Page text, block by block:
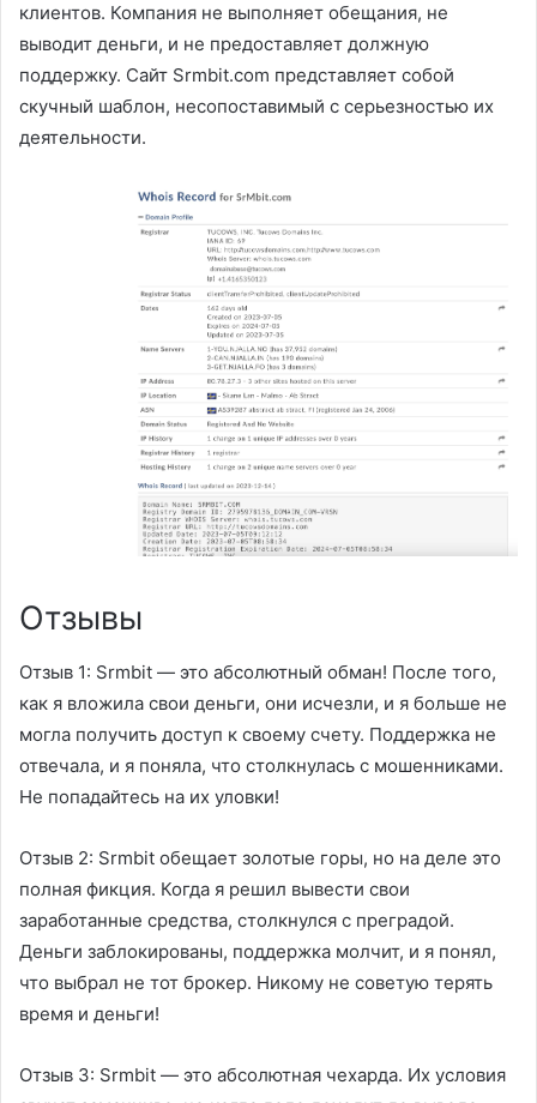
клиентов. Компания не выполняет обещания, не
выводит деньги, и не предоставляет должную
поддержку. Сайт Srmbit.com представляет собой
скучный шаблон, несопоставимый с серьезностью их
деятельности.
Отзывы
Отзыв 1: Srmbit — это абсолютный обман! После того,
как я вложила свои деньги, они исчезли, и я больше не
могла получить доступ к своему счету. Поддержка не
отвечала, и я поняла, что столкнулась с мошенниками.
Не попадайтесь на их уловки!
Отзыв 2: Srmbit обещает золотые горы, но на деле это
полная фикция. Когда я решил вывести свои
заработанные средства, столкнулся с преградой.
Деньги заблокированы, поддержка молчит, и я понял,
что выбрал не тот брокер. Никому не советую терять
время и деньги!
Отзыв 3: Srmbit — это абсолютная чехарда. Их условия